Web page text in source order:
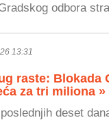
odbora
13:31
raste: Blokada
za tri miliona »
deset